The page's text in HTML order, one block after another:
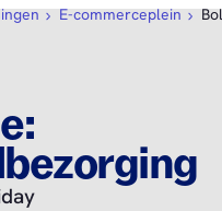
E-commerceplein